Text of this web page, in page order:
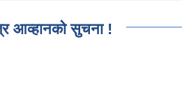
आव्हानको सुचना !